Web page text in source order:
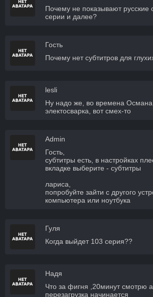
Почему не показывают русские
серии и далее?
Гость
Почему нет субтитров для
lesli
Ну надо же, во времена
электосварка, вот смех-то
Admin
Гость,
субтитры есть, в настройках
вкладке выберите - субтитры
лариса,
попробуйте зайти с другого
компьютера или ноутбука
Гуля
Когда выйдет 103 серия??
Надя
Что за фигня ,20минут смотрю
перезагрузка начинается